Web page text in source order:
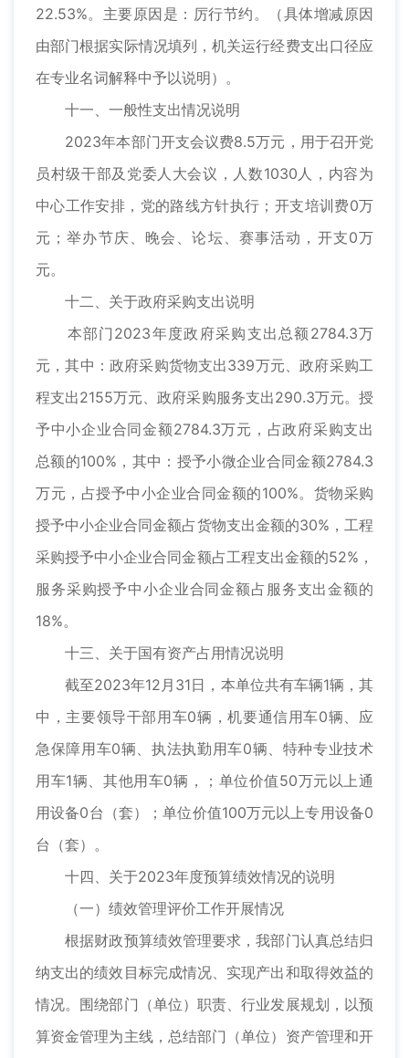
22.53%。主要原因是：厉行节约。（具体增减原因
由部门根据实际情况填列，机关运行经费支出口径应
在专业名词解释中予以说明）。
十一、一般性支出情况说明
2023年本部门开支会议费8.5万元，用于召开党
员村级干部及党委人大会议，人数1030人，内容为
中心工作安排，党的路线方针执行；开支培训费0万
元；举办节庆、晚会、论坛、赛事活动，开支0万
元。
十二、关于政府采购支出说明
本部门2023年度政府采购支出总额2784.3万
元，其中：政府采购货物支出339万元、政府采购工
程支出2155万元、政府采购服务支出290.3万元。授
予中小企业合同金额2784.3万元，占政府采购支出
总额的100%，其中：授予小微企业合同金额2784.3
万元，占授予中小企业合同金额的100%。货物采购
授予中小企业合同金额占货物支出金额的30%，工程
采购授予中小企业合同金额占工程支出金额的52%，
服务采购授予中小企业合同金额占服务支出金额的
18%。
十三、关于国有资产占用情况说明
截至2023年12月31日，本单位共有车辆1辆，其
中，主要领导干部用车0辆，机要通信用车0辆、应
急保障用车0辆、执法执勤用车0辆、特种专业技术
用车1辆、其他用车0辆，；单位价值50万元以上通
用设备0台（套）；单位价值100万元以上专用设备0
台（套）。
十四、关于2023年度预算绩效情况的说明
（一）绩效管理评价工作开展情况
根据财政预算绩效管理要求，我部门认真总结归
纳支出的绩效目标完成情况、实现产出和取得效益的
情况。围绕部门（单位）职责、行业发展规划，以预
算资金管理为主线，总结部门（单位）资产管理和开